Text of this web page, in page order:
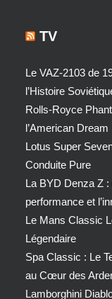
TV
Le VAZ-2103 de
l’Histoire
Rolls-Royce
l’American Dream
Lotus Super
Conduite Pure
La BYD Denza Z
performance et
Le Mans Classic
Légendaire
Spa Classic : Le
au Cœur des
Lamborghini